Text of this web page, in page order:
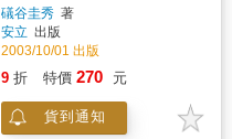
礒谷圭秀 著
安立 出版
2003/10/01 出版
9 折 特價 270 元
貨到通知